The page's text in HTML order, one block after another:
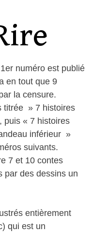
numéro est publié
en tout que 9
la censure.
titrée » 7 histoires
puis « 7 histoires
inférieur »
suivants.
7 et 10 contes
par des dessins un
entièrement
qui est un